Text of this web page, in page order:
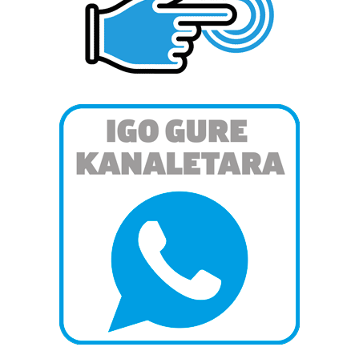
pertsonalizatuak eskaintzeko, iragarkiak eta edukia
neurtzeko, jendeari buruzko informazioa biltzeko eta
produktuak garatzeko. Zure datuak nork eta zertarako
erabiltzen dituen hauta dezakezu.
Bazkide batzuek ez dizute baimenik eskatzen, eta beren
interes komertzial legitimoetan babesten dira. Ikusi gure
bazkideen zerrenda, beren ustez zein helburutarako
duten interes legitimoa eta horren aurka nola egin
Lortu zure datu pertsonalak prozesatzeko moduari
buruzko informazio gehiago eta ezarri zure lehentasunak
datuen atalean. Edozein unetan alda edo ken dezakezu
zure baimena Cookieen adierazpenean.
Webgune honek cookie propioak eta hirugarrenen cookie-
fitxategiak erabiltzen ditu. Zure esperientzia eta